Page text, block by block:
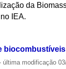
da
IEA.
última modificação